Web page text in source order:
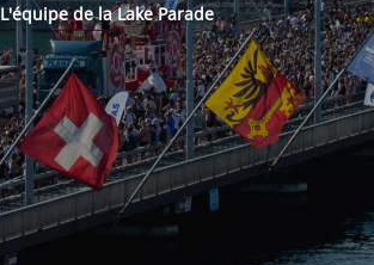
L'équipe de la Lake Parade